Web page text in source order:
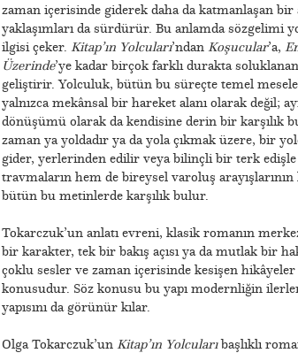
zaman içerisinde giderek daha da katmanlaşan
yaklaşımları da sürdürür. Bu anlamda sözgelimi
ilgisi çeker. Kitap’ın Yolcuları’ndan Koşucular’a,
Üzerinde’ye kadar birçok farklı durakta
geliştirir. Yolculuk, bütün bu süreçte temel
yalnızca mekânsal bir hareket alanı olarak değil;
dönüşümü olarak da kendisine derin bir karşılık
zaman ya yoldadır ya da yola çıkmak üzere, bir
gider, yerlerinden edilir veya bilinçli bir terk
travmaların hem de bireysel varoluş
bütün bu metinlerde karşılık bulur.
​Tokarczuk’un anlatı evreni, klasik romanın
bir karakter, tek bir bakış açısı ya da mutlak bir
çoklu sesler ve zaman içerisinde kesişen hikâyeler
konusudur. Söz konusu bu yapı modernliğin
yapısını da görünür kılar.
Olga Tokarczuk’un Kitap’ın Yolcularıbaşlıklı